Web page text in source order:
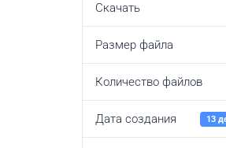
Скачать
Размер файла
Количество файлов
Дата создания 13